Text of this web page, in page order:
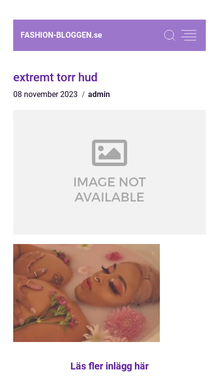
FASHION-BLOGGEN.se
extremt torr hud
08 november 2023 admin
Läs fler inlägg här